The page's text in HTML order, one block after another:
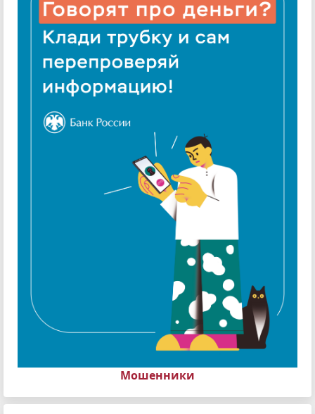
Мошенники